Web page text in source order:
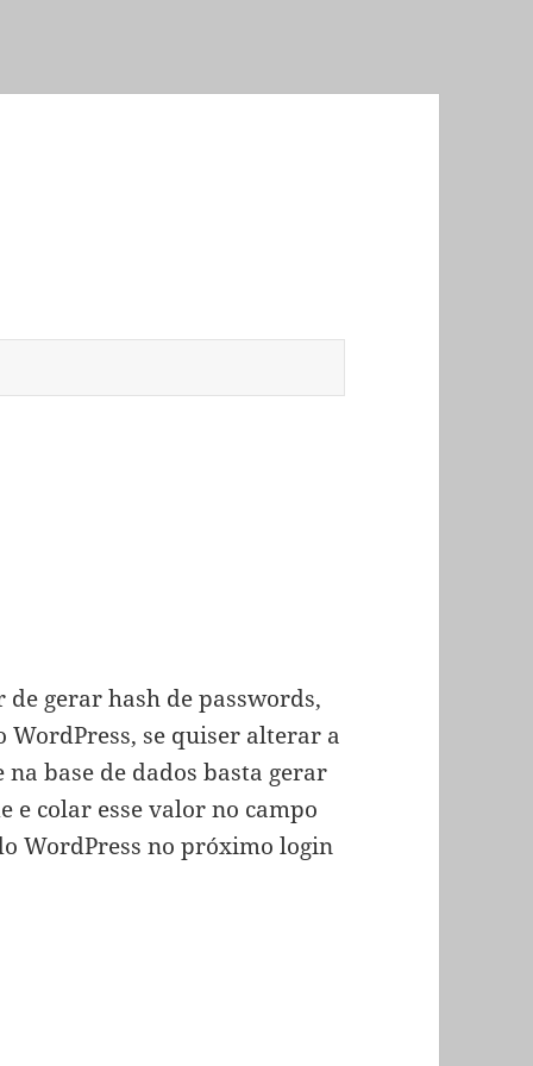
gerar hash de passwords,
WordPress, se quiser alterar a
base de dados basta gerar
e colar esse valor no campo
WordPress no próximo login